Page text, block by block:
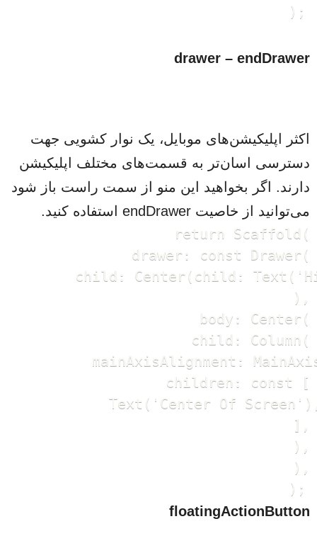
drawer – endDrawer
اکثر اپلیکیشن‌های موبایل، یک نوار کشویی جهت
دسترسی اسان‌تر به قسمت‌های مختلف اپلیکیشن
دارند. اگر بخواهید این منو از سمت راست باز شود
می‌توانید از خاصیت endDrawer استفاده کنید.
   return Scaffold(
      drawer: const Drawer(
child: Center(child:
      ),
      body: Center(
        child: Column(
mainAxisAlignment:
          children: const [
Text('Center Of
          ],
        ),
      ),
    );
floatingActionButton